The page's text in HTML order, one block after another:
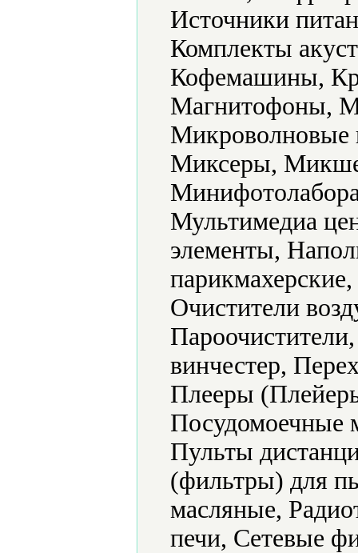
Источники
Комплекты
Кофемашины,
Магнитофоны,
Миксеры,
Мультимедиа
элементы,
Очистители
винчестер,
Плееры
Посудомоечные
Пульты
(фильтры) для
масляные,
печи, Сетевые